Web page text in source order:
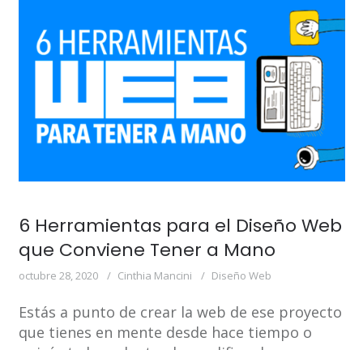
6 Herramientas para el Diseño Web
que Conviene Tener a Mano
octubre 28, 2020 Cinthia Mancini Diseño Web
Estás a punto de crear la web de ese proyecto
que tienes en mente desde hace tiempo o